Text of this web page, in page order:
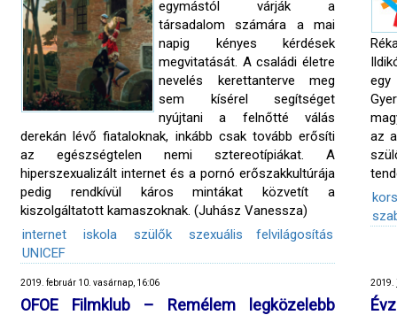
egymástól várják a
társadalom számára a mai
napig kényes kérdések
megvitatását. A családi életre
nevelés kerettanterve meg
sem kísérel segítséget
nyújtani a felnőtté válás
derekán lévő fiataloknak, inkább csak tovább erősíti
az egészségtelen nemi sztereotípiákat. A
hiperszexualizált internet és a pornó erőszakkultúrája
pedig rendkívül káros mintákat közvetít a
kiszolgáltatott kamaszoknak. (Juhász Vanessza)
internet
iskola szülők
szexuális felvilágosítás
UNICEF
az
2019. február 10. vasárnap, 16:06
OFOE Filmklub – Remélem legközelebb
2019.